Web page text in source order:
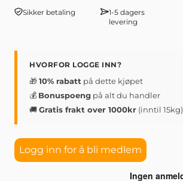
Sikker betaling
1-5 dagers
levering
HVORFOR LOGGE INN?
🎁10% rabatt på dette kjøpet
💰 Bonuspoeng på alt du handler
🚚Gratis frakt over 1000kr (inntil 15kg)
Logg inn for å bli medlem